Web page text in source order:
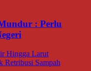
: Perlu